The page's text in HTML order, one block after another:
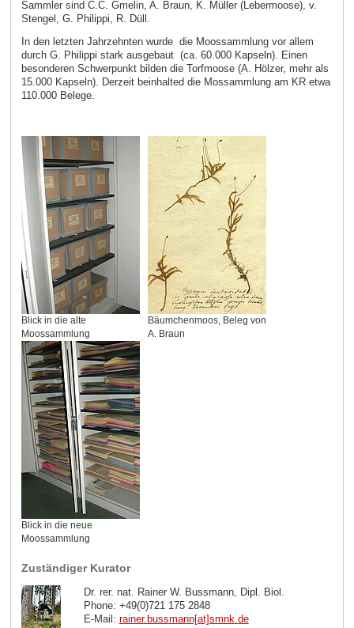
Sammler sind C.C. Gmelin, A. Braun, K. Müller (Lebermoose), v.
Stengel, G. Philippi, R. Düll.
In den letzten Jahrzehnten wurde die Moossammlung vor allem
durch G. Philippi stark ausgebaut (ca. 60.000 Kapseln). Einen
besonderen Schwerpunkt bilden die Torfmoose (A. Hölzer, mehr als
15.000 Kapseln). Derzeit beinhalted die Mossammlung am KR etwa
110.000 Belege.
Blick in die alte
Moossammlung
Bäumchenmoos, Beleg von
A. Braun
Blick in die neue
Moossammlung
Zuständiger Kurator
Dr. rer. nat. Rainer W. Bussmann, Dipl. Biol.
Phone: +49(0)721 175 2848
E-Mail: rainer.bussmann[at]smnk de